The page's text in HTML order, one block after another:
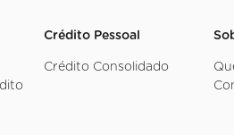
Crédito Pessoal
Crédito Consolidado